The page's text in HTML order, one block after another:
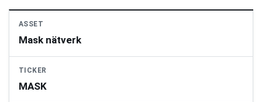
ASSET
Mask nätverk
TICKER
MASK